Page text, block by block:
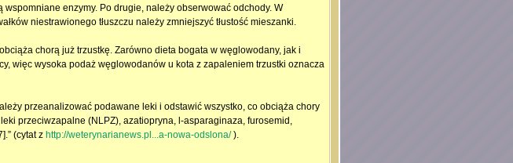
enzymy. Po drugie, należy obserwować odchody. W
niestrawionego tłuszczu należy zmniejszyć tłustość mieszanki.
chorą już trzustkę. Zarówno dieta bogata w węglowodany, jak i
więc wysoka podaż węglowodanów u kota z zapaleniem trzustki oznacza
przeanalizować podawane leki i odstawić wszystko, co obciąża chory
przeciwzapalne (NLPZ), azatiopryna, l-asparaginaza, furosemid,
(cytat z http://weterynarianews.pl...a-nowa-odslona/).